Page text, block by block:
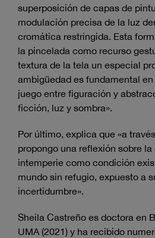
superposición de capas de
modulación precisa de la luz
cromática restringida. Esta
la pincelada como recurso
textura de la tela un especial
ambigüedad es fundamental
juego entre figuración y
ficción, luz y sombra».
Por último, explica que «a
propongo una reflexión sobre
intemperie como condición
mundo sin refugio, expuesto a
incertidumbre».
Sheila Castreño es doctora en
UMA (2021) y ha recibido